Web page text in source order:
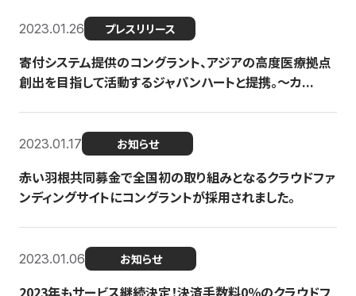
2023.01.26 プレスリリース
寄付システム提供のコングラント、アジアの高度医療拠点
創出を目指して活動するジャパンハートと提携。〜カ...
2023.01.17 お知らせ
赤い羽根共同募金で全国初の取り組みとなるクラウドファ
ンディングサイトにコングラントが採用されました。
2023.01.06 お知らせ
2023年もサービス継続決定！決済手数料0％のクラウドフ